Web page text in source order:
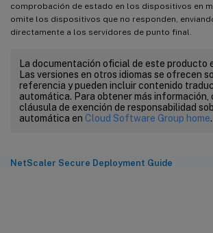
comprobación de estado en los dispositivos en
omite los dispositivos que no responden,
directamente a los servidores de punto final.
La documentación oficial de este producto
Las versiones en otros idiomas se ofrecen
referencia y pueden incluir contenido
automática. Para obtener más información,
cláusula de exención de responsabilidad
automática en Cloud Software Group home.
NetScaler Secure Deployment Guide